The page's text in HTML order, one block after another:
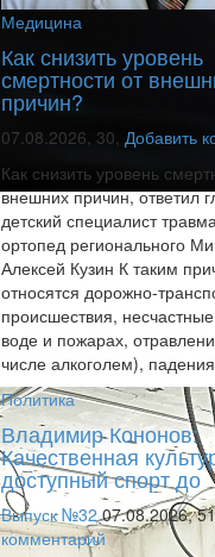
Медицина
Как снизить уровень
смертности от
причин?
07.08.2026, 30, Добавить
Как снизить уровень
внешних причин, ответил
детский специалист
ортопед регионального
Алексей Кузин К таким
относятся дорожно-
происшествия,
воде и пожарах,
числе алкоголем),
Политика
Владимир Кононов:
Качественная
доступный спорт до
Выпуск №32 07.08.2026,
комментарий